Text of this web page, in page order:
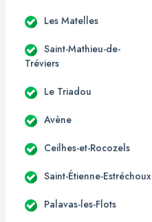
Les Matelles
Saint-Mathieu-de-
Tréviers
Le Triadou
Avène
Ceilhes-et-Rocozels
Saint-Étienne-Estréchoux
Palavas-les-Flots